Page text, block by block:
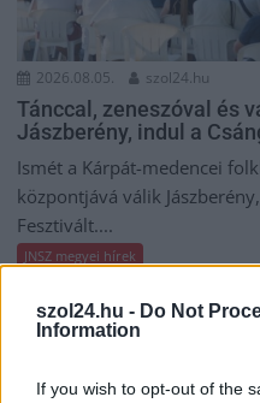
szol24.hu - Do Not
Information
If you wish to opt-out of the
2026.08.05. szol24.hu
Tánccal, zeneszóval és
Jászberény, indul a
Ismét a Kárpát-medencei
központjává válik
Fesztivált....
JNSZ megyei hírek